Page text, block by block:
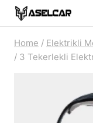
Skip
to
content
Home / Elektrikli
/ 3 Tekerlekli